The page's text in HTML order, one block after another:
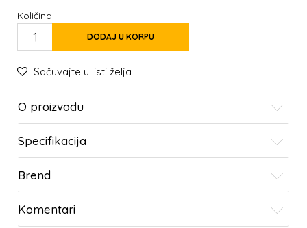
Količina:
DODAJ U KORPU
Sačuvajte u listi želja
O proizvodu
Specifikacija
Brend
Komentari